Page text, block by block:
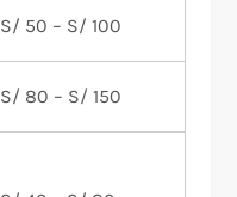
S/ 50 – S/ 100
S/ 80 – S/ 150